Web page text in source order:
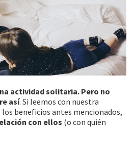
actividad solitaria. Pero no
así. Si leemos con nuestra
beneficios antes mencionados,
con ellos (o con quién